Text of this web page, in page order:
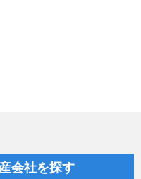
会社を探す